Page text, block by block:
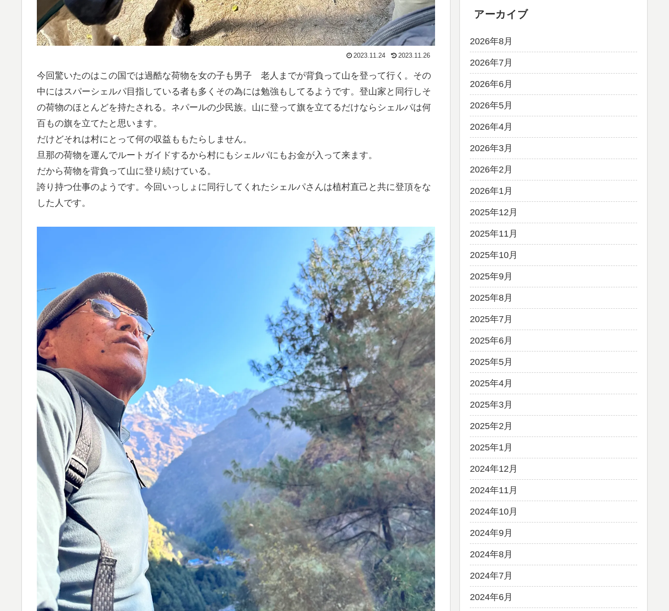
2023.11.24 2023.11.26
今回驚いたのはこの国では過酷な荷物を女の子も男子 老人までが背負って山を登って行く。その
中にはスパーシェルパ目指している者も多くその為には勉強もしてるようです。登山家と同行しそ
の荷物のほとんどを持たされる。ネパールの少民族。山に登って旗を立てるだけならシェルパは何
百もの旗を立てたと思います。
だけどそれは村にとって何の収益ももたらしません。
旦那の荷物を運んでルートガイドするから村にもシェルパにもお金が入って来ます。
だから荷物を背負って山に登り続けている。
誇り持つ仕事のようです。今回いっしょに同行してくれたシェルパさんは植村直己と共に登頂をな
した人です。
アーカイブ
2026年8月
2026年7月
2026年6月
2026年5月
2026年4月
2026年3月
2026年2月
2026年1月
2025年12月
2025年11月
2025年10月
2025年9月
2025年8月
2025年7月
2025年6月
2025年5月
2025年4月
2025年3月
2025年2月
2025年1月
2024年12月
2024年11月
2024年10月
2024年9月
2024年8月
2024年7月
2024年6月